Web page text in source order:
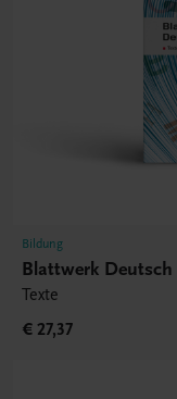
Bildung
Blattwerk Deutsch
Texte
€ 27,37